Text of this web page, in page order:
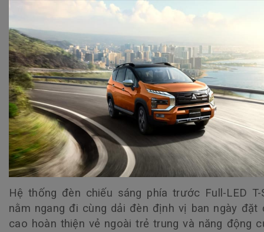
Hệ thống đèn chiếu sáng phía trước Full-LED T-
nằm ngang đi cùng dải đèn định vị ban ngày đặt
cao hoàn thiện vẻ ngoài trẻ trung và năng động